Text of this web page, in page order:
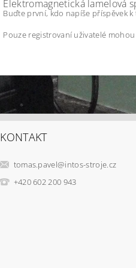
Elektromagnetická lamelová
Buďte první, kdo napíše příspěvek
Pouze registrovaní uživatelé
KONTAKT
tomas.pavel@intos-stroje.cz
+420 602 200 943